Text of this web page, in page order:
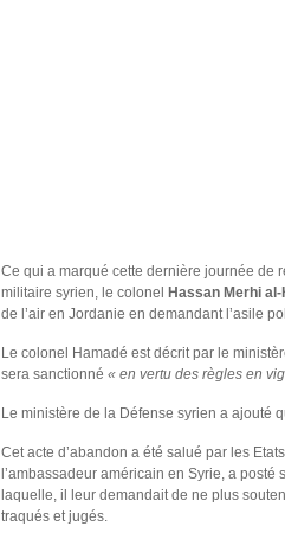
Ce qui a marqué cette dernière journée de
militaire syrien, le colonel
Hassan Merhi
de l’air en Jordanie en demandant l’asile
Le colonel Hamadé est décrit par le
sera sanctionné « en vertu des règles en
Le ministère de la Défense syrien a ajouté
Cet acte d’abandon a été salué par les
l’ambassadeur américain en Syrie, a
laquelle, il leur demandait de ne plus
traqués et jugés.